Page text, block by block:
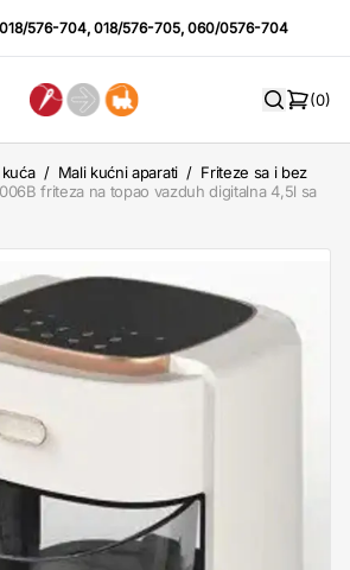
018/576-704,018/576-705,060/0576-704
(0)
/ Mali kućni aparati / Friteze sa i bez
friteza na topao vazduh digitalna 4,5l sa